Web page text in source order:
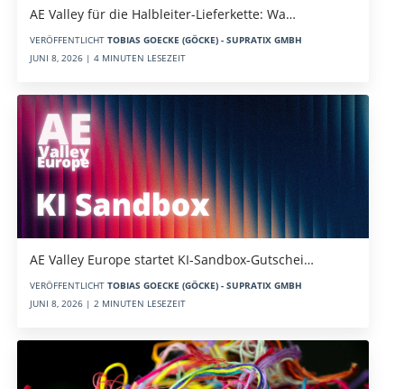
AE Valley für die Halbleiter-Lieferkette: Wa…
VERÖFFENTLICHT TOBIAS GOECKE (GÖCKE) - SUPRATIX GMBH
JUNI 8, 2026 | 4 MINUTEN LESEZEIT
AE Valley Europe startet KI-Sandbox-Gutschei…
VERÖFFENTLICHT TOBIAS GOECKE (GÖCKE) - SUPRATIX GMBH
JUNI 8, 2026 | 2 MINUTEN LESEZEIT